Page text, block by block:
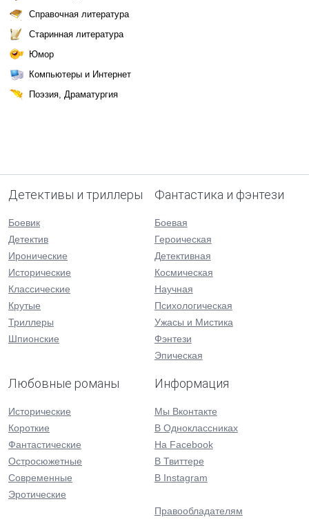
Справочная литература
Старинная литература
Юмор
Компьютеры и Интернет
Поэзия, Драматургия
Детективы и триллеры
Боевик
Детектив
Иронические
Исторические
Классические
Крутые
Триллеры
Шпионские
Фантастика и фэнтези
Боевая
Героическая
Детективная
Космическая
Научная
Психологическая
Ужасы и Мистика
Фэнтези
Эпическая
Любовные романы
Исторические
Короткие
Фантастические
Остросюжетные
Современные
Эротические
Информация
Мы Вконтакте
В Одноклассниках
На Facebook
В Твиттере
В Instagram
Правообладателям